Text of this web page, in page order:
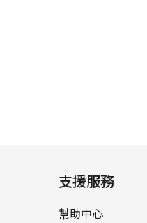
支援服務
幫助中心